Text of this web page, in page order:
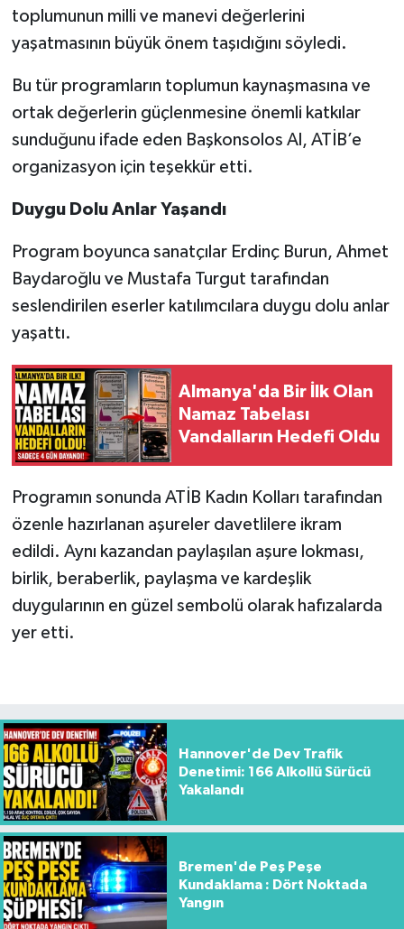
toplumunun milli ve manevi değerlerini
yaşatmasının büyük önem taşıdığını söyledi.
Bu tür programların toplumun kaynaşmasına ve
ortak değerlerin güçlenmesine önemli katkılar
sunduğunu ifade eden Başkonsolos Al, ATİB’e
organizasyon için teşekkür etti.
Duygu Dolu Anlar Yaşandı
Program boyunca sanatçılar Erdinç Burun, Ahmet
Baydaroğlu ve Mustafa Turgut tarafından
seslendirilen eserler katılımcılara duygu dolu anlar
yaşattı.
Almanya'da Bir İlk Olan
Namaz Tabelası
Vandalların Hedefi Oldu
Programın sonunda ATİB Kadın Kolları tarafından
özenle hazırlanan aşureler davetlilere ikram
edildi. Aynı kazandan paylaşılan aşure lokması,
birlik, beraberlik, paylaşma ve kardeşlik
duygularının en güzel sembolü olarak hafızalarda
yer etti.
Hannover'de Dev Trafik
Denetimi: 166 Alkollü Sürücü
Yakalandı
Bremen'de Peş Peşe
Kundaklama : Dört Noktada
Yangın